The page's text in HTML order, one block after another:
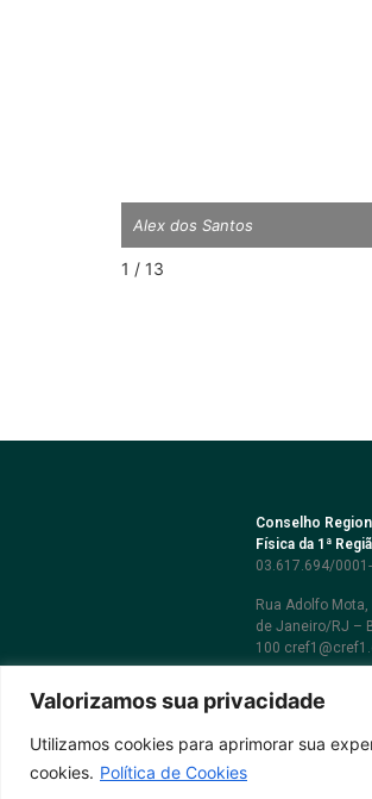
Valorizamos sua privacidade
Utilizamos cookies para aprimorar sua
cookies. Política de Cookies
Alex dos Santos
1 / 13
Conselho
Física da 1ª
03.617.694/
Rua Adolfo Mota,
de Janeiro/RJ –
100